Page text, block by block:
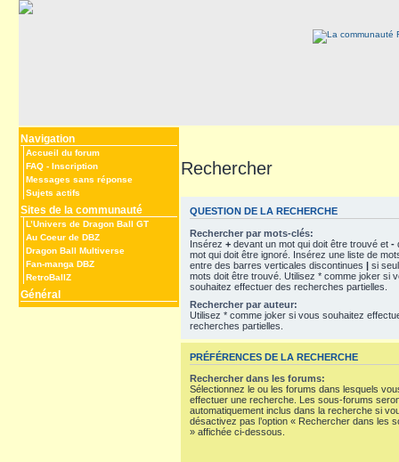
Navigation
Accueil du forum
FAQ - Inscription
Messages sans réponse
Sujets actifs
Sites de la communauté
L’Univers de Dragon Ball GT
Au Coeur de DBZ
Dragon Ball Multiverse
Fan-manga DBZ
RetroBallZ
Général
Rechercher
QUESTION DE LA RECHERCHE
Rechercher par mots-clés:
Insérez + devant un mot qui doit être trouvé et -
mot qui doit être ignoré. Insérez une liste de
entre des barres verticales discontinues | si
mots doit être trouvé. Utilisez * comme joker si
souhaitez effectuer des recherches partielles.
Rechercher par auteur:
Utilisez * comme joker si vous souhaitez
recherches partielles.
PRÉFÉRENCES DE LA RECHERCHE
Rechercher dans les forums:
Sélectionnez le ou les forums dans lesquels
effectuer une recherche. Les sous-forums
automatiquement inclus dans la recherche si
désactivez pas l’option « Rechercher dans les
» affichée ci-dessous.